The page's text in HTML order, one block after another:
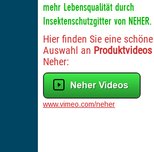
mehr Lebensqualität durch
Insektenschutzgitter von NEHER.
Hier finden Sie eine schöne
Auswahl an Produktvideos
Neher:
www.vimeo.com/neher